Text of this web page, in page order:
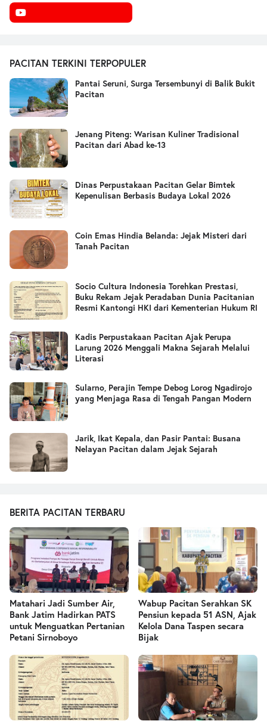
PACITAN TERKINI TERPOPULER
Pantai Seruni, Surga Tersembunyi di Balik Bukit
Pacitan
Jenang Piteng: Warisan Kuliner Tradisional
Pacitan dari Abad ke-13
Dinas Perpustakaan Pacitan Gelar Bimtek
Kepenulisan Berbasis Budaya Lokal 2026
Coin Emas Hindia Belanda: Jejak Misteri dari
Tanah Pacitan
Socio Cultura Indonesia Torehkan Prestasi,
Buku Rekam Jejak Peradaban Dunia Pacitanian
Resmi Kantongi HKI dari Kementerian Hukum RI
Kadis Perpustakaan Pacitan Ajak Perupa
Larung 2026 Menggali Makna Sejarah Melalui
Literasi
Sularno, Perajin Tempe Debog Lorog Ngadirojo
yang Menjaga Rasa di Tengah Pangan Modern
Jarik, Ikat Kepala, dan Pasir Pantai: Busana
Nelayan Pacitan dalam Jejak Sejarah
BERITA PACITAN TERBARU
Matahari Jadi Sumber Air,
Bank Jatim Hadirkan PATS
untuk Menguatkan Pertanian
Petani Sirnoboyo
Wabup Pacitan Serahkan SK
Pensiun kepada 51 ASN, Ajak
Kelola Dana Taspen secara
Bijak